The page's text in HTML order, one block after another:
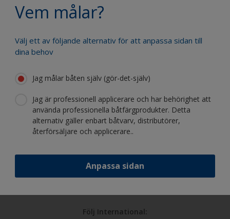
Vem målar?
Välj ett av följande alternativ för att anpassa sidan till
dina behov
Jag målar båten själv (gör-det-själv)
Jag är professionell applicerare och har behörighet att
använda professionella båtfärgprodukter. Detta
alternativ gäller enbart båtvarv, distributörer,
återförsäljare och applicerare..
Anpassa sidan
Hitta de bästa produkterna för att
underhålla din båt
båt med självförtroende
Dra nytta av vår kontinuerliga
Följ International: